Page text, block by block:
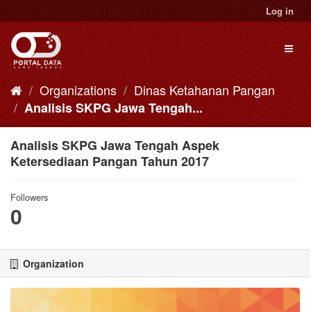
to
content
Log in
Organizations
Dinas Ketahanan Pangan
Analisis SKPG Jawa Tengah...
Analisis SKPG Jawa Tengah Aspek
Ketersediaan Pangan Tahun 2017
Followers
0
Organization